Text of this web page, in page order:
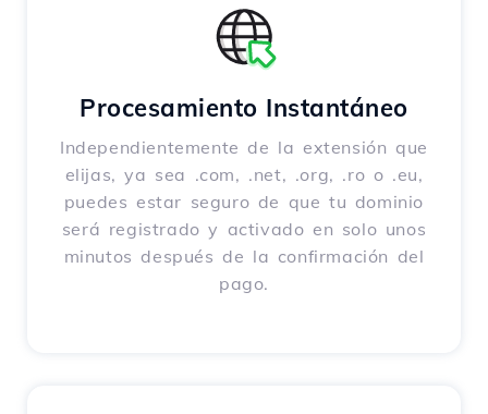
Procesamiento Instantáneo
Independientemente de la extensión que
elijas, ya sea .com, .net, .org, .ro o .eu,
puedes estar seguro de que tu dominio
será registrado y activado en solo unos
minutos después de la confirmación del
pago.